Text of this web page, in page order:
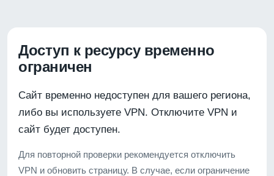
Доступ к ресурсу временно
ограничен
Сайт временно недоступен для вашего региона,
либо вы используете VPN. Отключите VPN и
сайт будет доступен.
Для повторной проверки рекомендуется отключить
VPN и обновить страницу. В случае, если ограничение